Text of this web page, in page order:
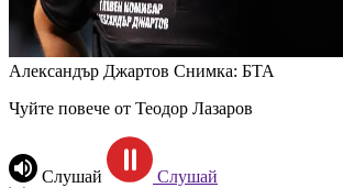
Александър Джартов Снимка: БТА
Чуйте повече от Теодор Лазаров
Слушай Слушай